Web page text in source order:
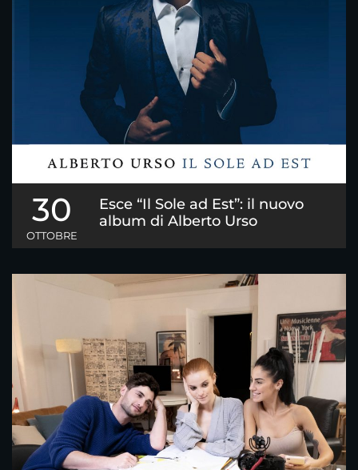
30
OTTOBRE
Esce “Il Sole ad Est”: il nuovo
album di Alberto Urso